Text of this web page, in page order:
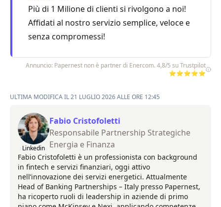
Più di 1 Milione di clienti si rivolgono a noi!
Affidati al nostro servizio semplice, veloce e
senza compromessi!
Annuncio: Papernest non è partner di Enercom. 4,8/5 su Trustpilot
⭐⭐⭐⭐⭐
ULTIMA MODIFICA IL 21 LUGLIO 2026 ALLE ORE 12:45
Linkedin
Fabio Cristofoletti
Responsabile Partnership Strategiche
Energia e Finanza
Fabio Cristofoletti è un professionista con background
in fintech e servizi finanziari, oggi attivo
nell’innovazione dei servizi energetici. Attualmente
Head of Banking Partnerships – Italy presso Papernest,
ha ricoperto ruoli di leadership in aziende di primo